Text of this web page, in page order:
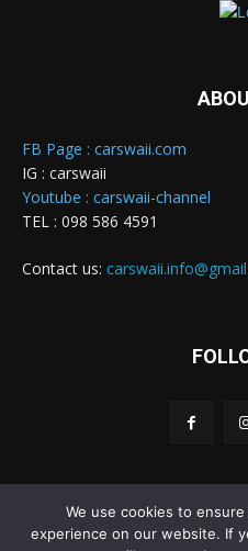
FB Page : carswaii.com
IG : carswaii
Youtube : carswaii-channel
TEL : 098 586 4591
Contact us:
Carswaii © Copyright All right
We use cookies to
experience on our website. If